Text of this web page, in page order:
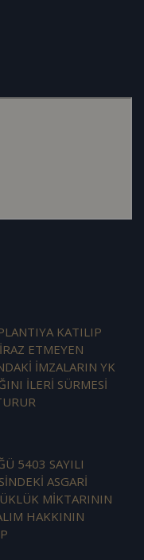
KATILIP
ETMEYEN
İMZALARIN YK
İLERİ SÜRMESİ
5403 SAYILI
ASGARİ
MİKTARININ
HAKKININ